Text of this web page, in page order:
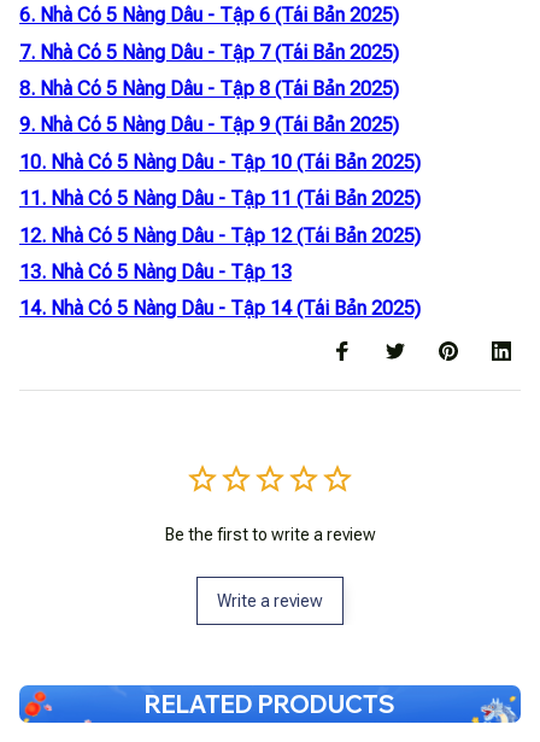
6. Nhà Có 5 Nàng Dâu - Tập 6 (Tái Bản 2025)
7. Nhà Có 5 Nàng Dâu - Tập 7 (Tái Bản 2025)
8. Nhà Có 5 Nàng Dâu - Tập 8 (Tái Bản 2025)
9. Nhà Có 5 Nàng Dâu - Tập 9 (Tái Bản 2025)
10. Nhà Có 5 Nàng Dâu - Tập 10 (Tái Bản 2025)
11. Nhà Có 5 Nàng Dâu - Tập 11 (Tái Bản 2025)
12. Nhà Có 5 Nàng Dâu - Tập 12 (Tái Bản 2025)
13. Nhà Có 5 Nàng Dâu - Tập 13
14. Nhà Có 5 Nàng Dâu - Tập 14 (Tái Bản 2025)
Be the first to write a review
Write a review
RELATED PRODUCTS